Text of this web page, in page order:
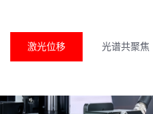
激光位移 光谱共聚焦